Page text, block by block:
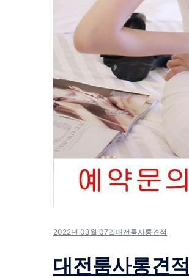
2022년 03월 07일대전룸사롱견적
대전룸사롱견적